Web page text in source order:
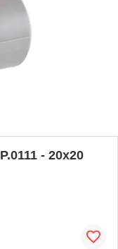
- 20x20